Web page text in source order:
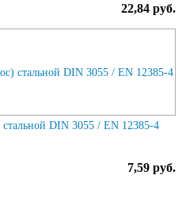
22,84 руб.
стальной DIN 3055 / EN 12385-4
7,59 руб.